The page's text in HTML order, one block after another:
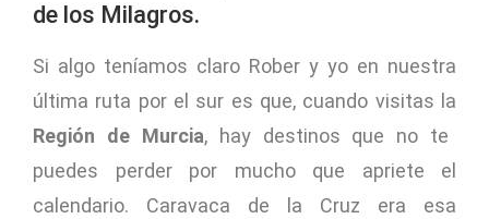
de los Milagros.
Si algo teníamos claro Rober y yo en nuestra
última ruta por el sur es que, cuando visitas la
Región de Murcia, hay destinos que no te
puedes perder por mucho que apriete el
calendario. Caravaca de la Cruz era esa